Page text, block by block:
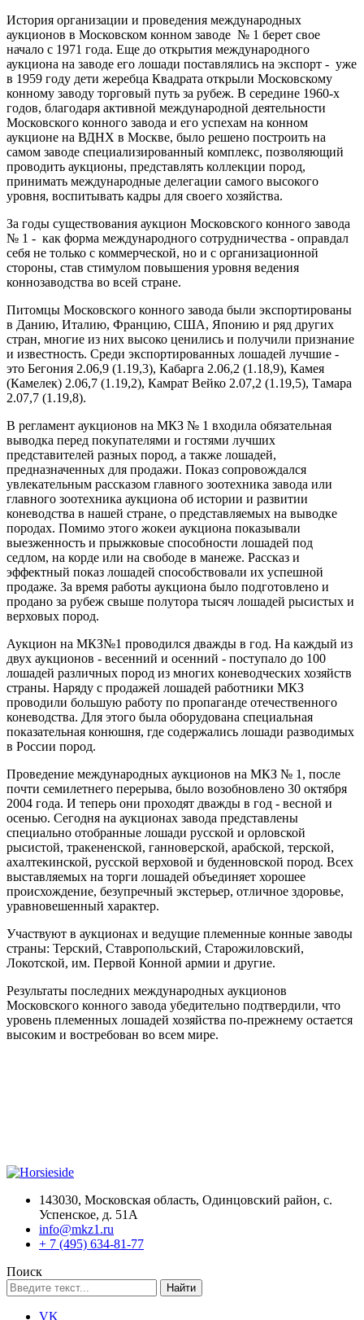
История организации и проведения международных
аукционов в Московском конном заводе № 1 берет свое
начало с 1971 года. Еще до открытия международного
аукциона на заводе его лошади поставлялись на экспорт - уже
в 1959 году дети жеребца Квадрата открыли Московскому
конному заводу торговый путь за рубеж. В середине 1960-х
годов, благодаря активной международной деятельности
Московского конного завода и его успехам на конном
аукционе на ВДНХ в Москве, было решено построить на
самом заводе специализированный комплекс, позволяющий
проводить аукционы, представлять коллекции пород,
принимать международные делегации самого высокого
уровня, воспитывать кадры для своего хозяйства.
За годы существования аукцион Московского конного завода
№ 1 - как форма международного сотрудничества - оправдал
себя не только с коммерческой, но и с организационной
стороны, став стимулом повышения уровня ведения
коннозаводства во всей стране.
Питомцы Московского конного завода были экспортированы
в Данию, Италию, Францию, США, Японию и ряд других
стран, многие из них высоко ценились и получили признание
и известность. Среди экспортированных лошадей лучшие -
это Бегония 2.06,9 (1.19,3), Кабарга 2.06,2 (1.18,9), Камея
(Камелек) 2.06,7 (1.19,2), Камрат Вейко 2.07,2 (1.19,5), Тамара
2.07,7 (1.19,8).
В регламент аукционов на МКЗ № 1 входила обязательная
выводка перед покупателями и гостями лучших
представителей разных пород, а также лошадей,
предназначенных для продажи. Показ сопровождался
увлекательным рассказом главного зоотехника завода или
главного зоотехника аукциона об истории и развитии
коневодства в нашей стране, о представляемых на выводке
породах. Помимо этого жокеи аукциона показывали
выезженность и прыжковые способности лошадей под
седлом, на корде или на свободе в манеже. Рассказ и
эффектный показ лошадей способствовали их успешной
продаже. За время работы аукциона было подготовлено и
продано за рубеж свыше полутора тысяч лошадей рысистых и
верховых пород.
Аукцион на МКЗ№1 проводился дважды в год. На каждый из
двух аукционов - весенний и осенний - поступало до 100
лошадей различных пород из многих коневодческих хозяйств
страны. Наряду с продажей лошадей работники МКЗ
проводили большую работу по пропаганде отечественного
коневодства. Для этого была оборудована специальная
показательная конюшня, где содержались лошади разводимых
в России пород.
Проведение международных аукционов на МКЗ № 1, после
почти семилетнего перерыва, было возобновлено 30 октября
2004 года. И теперь они проходят дважды в год - весной и
осенью. Сегодня на аукционах завода представлены
специально отобранные лошади русской и орловской
рысистой, тракененской, ганноверской, арабской, терской,
ахалтекинской, русской верховой и буденновской пород. Всех
выставляемых на торги лошадей объединяет хорошее
происхождение, безупречный экстерьер, отличное здоровье,
уравновешенный характер.
Участвуют в аукционах и ведущие племенные конные заводы
страны: Терский, Ставропольский, Старожиловский,
Локотской, им. Первой Конной армии и другие.
Результаты последних международных аукционов
Московского конного завода убедительно подтвердили, что
уровень племенных лошадей хозяйства по-прежнему остается
высоким и востребован во всем мире.
143030, Московская область, Одинцовский район, с.
Успенское, д. 51А
info@mkz1.ru
+ 7 (495) 634-81-77
Поиск
VK